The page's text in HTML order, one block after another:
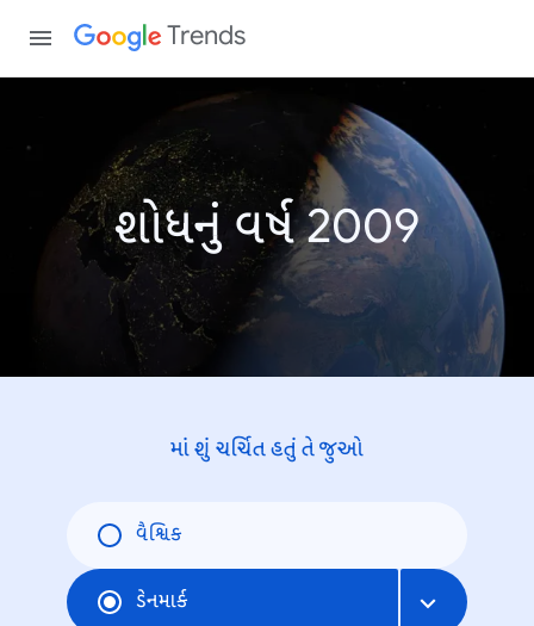
Trends
શોધનું વર્ષ 2009
માં શું ચર્ચિત હતું તે જુઓ
વૈશ્વિક
ડેનમાર્ક